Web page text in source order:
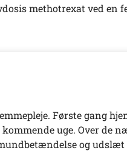
methotrexat ved en
Første gang
uge. Over de
og udslæt